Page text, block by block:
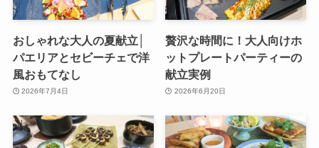
おしゃれな大人の夏献立│
パエリアとセビーチェで洋
風おもてなし
2026年7月4日
贅沢な時間に！大人向けホ
ットプレートパーティーの
献立実例
2026年6月20日